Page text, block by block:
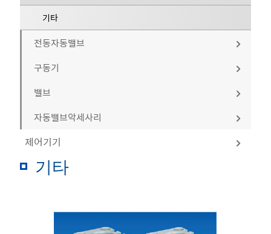
기타
전동자동밸브
볼밸브
버터플라이밸브
글로브밸브
게이트밸브
기타
구동기
공기압 구동기
전동 구동기
기타
밸브
볼밸브
버터플라이밸브
글로브밸브
체크밸브
자동밸브악세사리
솔레노이드밸브
리미트스위치
포지셔너
제어기기
솔레노이드밸브
스팀용
고압용 (100bar 이상)
역화방지기
기타